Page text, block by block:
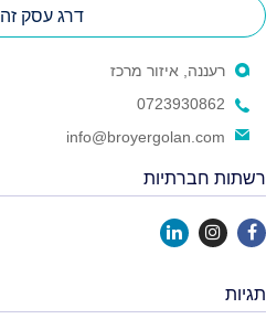
דרג עסק זה
רעננה, איזור מרכז
0723930862
info@broyergolan.com
רשתות חברתיות
תגיות